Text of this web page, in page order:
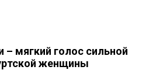
мягкий голос сильной
женщины